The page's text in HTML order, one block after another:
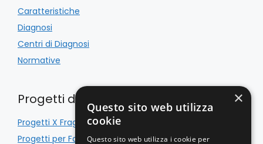
Caratteristiche
Diagnosi
Centri di Diagnosi
Normative
Progetti di Inclusione
Progetti X Fragile
Progetti per Famiglie
×
Questo sito web utilizza
cookie
Questo sito web utilizza i cookie per